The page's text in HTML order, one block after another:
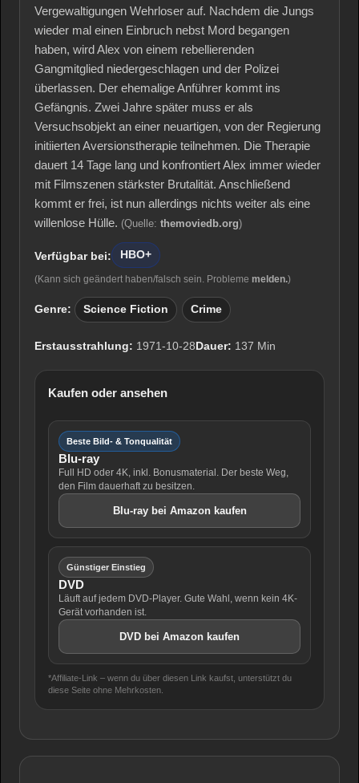
Vergewaltigungen Wehrloser auf. Nachdem die Jungs
wieder mal einen Einbruch nebst Mord begangen
haben, wird Alex von einem rebellierenden
Gangmitglied niedergeschlagen und der Polizei
überlassen. Der ehemalige Anführer kommt ins
Gefängnis. Zwei Jahre später muss er als
Versuchsobjekt an einer neuartigen, von der Regierung
initiierten Aversionstherapie teilnehmen. Die Therapie
dauert 14 Tage lang und konfrontiert Alex immer wieder
mit Filmszenen stärkster Brutalität. Anschließend
kommt er frei, ist nun allerdings nichts weiter als eine
willenlose Hülle. (Quelle: themoviedb.org)
Verfügbar bei: HBO+
(Kann sich geändert haben/falsch sein. Probleme melden.)
Genre: Science Fiction Crime
Erstausstrahlung: 1971-10-28Dauer: 137 Min
Kaufen oder ansehen
Beste Bild- & Tonqualität
Blu-ray
Full HD oder 4K, inkl. Bonusmaterial. Der beste Weg,
den Film dauerhaft zu besitzen.
Blu-ray bei Amazon kaufen
Günstiger Einstieg
DVD
Läuft auf jedem DVD-Player. Gute Wahl, wenn kein 4K-
Gerät vorhanden ist.
DVD bei Amazon kaufen
*Affiliate-Link – wenn du über diesen Link kaufst, unterstützt du
diese Seite ohne Mehrkosten.